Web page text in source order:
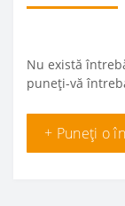
Nu există
puneți-vă
+ Puneți o